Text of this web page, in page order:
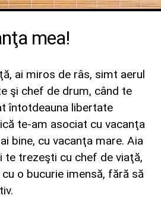
mea!
ai miros de râs, simt aerul
şi chef de drum, când te
întotdeauna libertate
te-am asociat cu vacanţa
bine, cu vacanţa mare. Aia
te trezeşti cu chef de viaţă,
o bucurie imensă, fără să